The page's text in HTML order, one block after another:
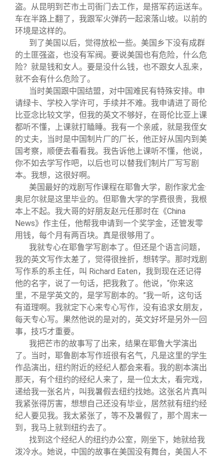
盗。从昆明到芒市土司衙门去工作，是搭军药运送车。
车在半路上翻了，我跟军火弹药一起滚落山坡。以前的
环境是这样的。
到了美国以后，觉得放松一些。美国乡下没有成群
的土匪强盗，也没有军阀。要说美国也有危险，什么危
险？就是钱和女人。要是没什么钱，也不跟女人乱来，
就不会有什么危险了。
当时美国跟中国结盟，对中国难民有特殊安排。申
请绿卡、学校入学许可，手续并不难。我申请进了哥伦
比亚念比较文学，但我的英文不够好，在哥伦比亚上课
都听不懂，上课就打瞌睡。我有一个亲戚，就是我侄女
的丈夫，当时是中国制片厂的厂长，他正好从国内到美
国考察，顺便去看看我。我告诉他上课听不懂，他说，
你不如去学写作吧，以后也可以替我们制片厂写写剧
本。我想，这很好啊。
美国最好的戏剧写作课程在耶鲁大学，剧作家尤金·
奥尼尔就是这里毕业的。但耶鲁大学的学费很贵，我根
本上不起。我大哥的好朋友赵元任那时在《China
News》作主任，他帮我申请到一个奖学金，还管发零
用钱，每个月有两百块。真是很够用了。
我就专心在耶鲁学写剧本了。但还是个语言问题，
我的英文写作太差了，觉得很挫折，想转学。那时戏剧
写作系的系主任，叫 Richard Eaten，我到现在还记得
他的名字，说了一句话，把我救了。他说，“你来这
里，不是学英文的，是学写剧本的。”我一听，这句话
有道理啊。我就定下心来专心写作，没有追求女朋友，
每天专心写。果然他说的是对的，英文好坏是另外一回
事，技巧才重要。
我把芒市的故事写了出来，结果在耶鲁大学演出
了。当时，耶鲁剧本写作班很有名气，凡是这里的学生
作品演出，纽约附近的经纪人都会来看。我的剧本演出
那天，有个纽约的经纪人来了，是一位太太，看完戏，
递给我一张名片，叫我暑假去纽约找她。这张名片真叫
我紧张得厉害，想想自己还没有毕业，居然就有纽约经
纪人要见我。我太紧张了，等不及暑假了，那个周末一
到，我马上就到纽约去了。
找到这个经纪人的纽约办公室，刚坐下，她就给我
泼冷水。她说，中国的故事在美国没有舞台，美国人不